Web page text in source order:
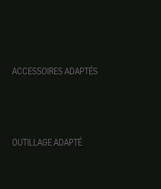
ACCESSOIRES ADAPTÉS
OUTILLAGE ADAPTÉ